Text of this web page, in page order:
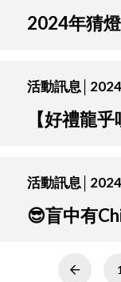
2024年猜
活動訊息
【好禮龍
活動訊息
😎盲中有
Prev 1